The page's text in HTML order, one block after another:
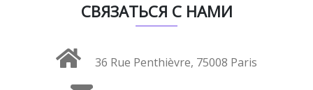
СВЯЗАТЬСЯ С НАМИ
36 Rue Penthièvre, 75008 Paris